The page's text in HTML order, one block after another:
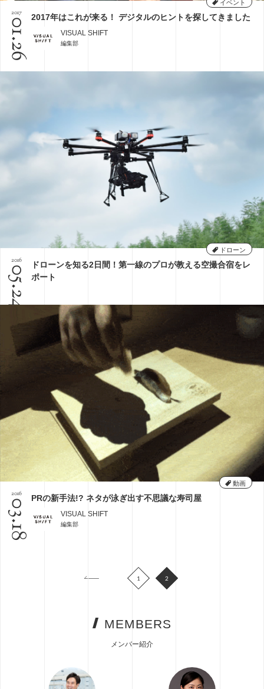
イベント
2017
01.26 2017年はこれが来る！ デジタルのヒントを探してきました
VISUAL SHIFT
編集部
ドローン
2016
05.24ドローンを知る2日間！第一線のプロが教える空撮合宿をレ
ポート
動画
2016
03.18 PRの新手法!? ネタが泳ぎ出す不思議な寿司屋
VISUAL SHIFT
編集部
1 2
MEMBERS
メンバー紹介